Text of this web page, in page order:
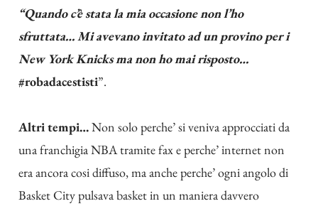
“Quando c’è stata la mia occasione non l’ho
sfruttata… Mi avevano invitato ad un provino per i
New York Knicks ma non ho mai risposto…
#robadacestisti”.
Altri tempi…Non solo perche’ si veniva approcciati da
una franchigia NBA tramite fax e perche’ internet non
era ancora cosi diffuso, ma anche perche’ ogni angolo di
Basket City pulsava basket in un maniera davvero